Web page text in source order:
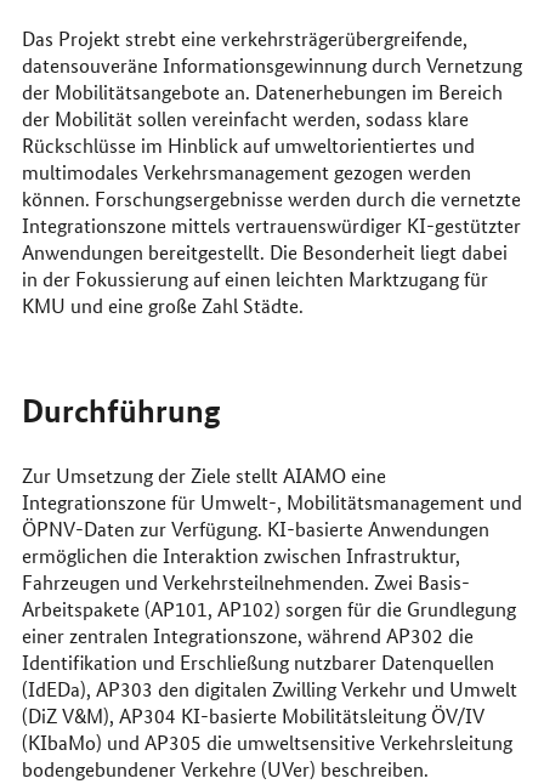
Das Projekt strebt eine verkehrsträgerübergreifende,
datensouveräne Informationsgewinnung durch Vernetzung
der Mobilitätsangebote an. Datenerhebungen im Bereich
der Mobilität sollen vereinfacht werden, sodass klare
Rückschlüsse im Hinblick auf umweltorientiertes und
multimodales Verkehrsmanagement gezogen werden
können. Forschungsergebnisse werden durch die vernetzte
Integrationszone mittels vertrauenswürdiger KI-gestützter
Anwendungen bereitgestellt. Die Besonderheit liegt dabei
in der Fokussierung auf einen leichten Marktzugang für
KMU und eine große Zahl Städte.
Durchführung
Zur Umsetzung der Ziele stellt AIAMO eine
Integrationszone für Umwelt-, Mobilitätsmanagement und
ÖPNV-Daten zur Verfügung. KI-basierte Anwendungen
ermöglichen die Interaktion zwischen Infrastruktur,
Fahrzeugen und Verkehrsteilnehmenden. Zwei Basis-
Arbeitspakete (AP101, AP102) sorgen für die Grundlegung
einer zentralen Integrationszone, während AP302 die
Identifikation und Erschließung nutzbarer Datenquellen
(IdEDa), AP303 den digitalen Zwilling Verkehr und Umwelt
(DiZ V&M), AP304 KI-basierte Mobilitätsleitung ÖV/IV
(KIbaMo) und AP305 die umweltsensitive Verkehrsleitung
bodengebundener Verkehre (UVer) beschreiben.